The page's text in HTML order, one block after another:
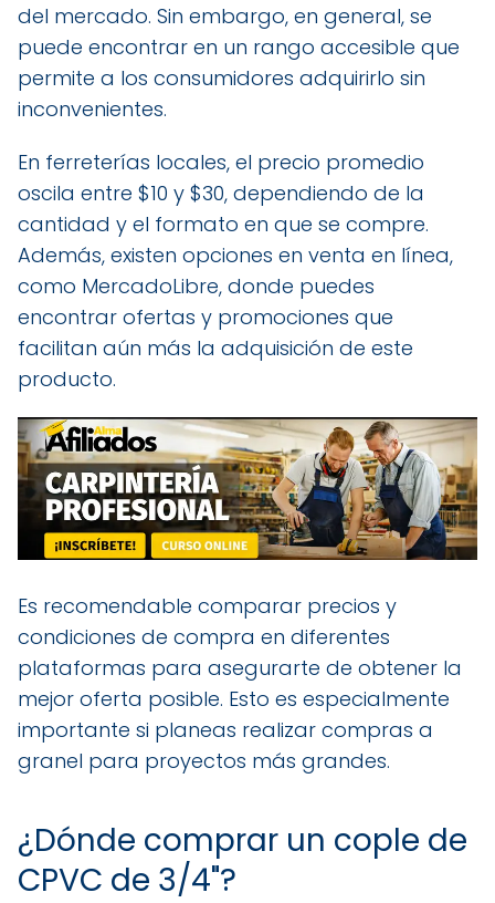
del mercado. Sin embargo, en general, se
puede encontrar en un rango accesible que
permite a los consumidores adquirirlo sin
inconvenientes.
En ferreterías locales, el precio promedio
oscila entre $10 y $30, dependiendo de la
cantidad y el formato en que se compre.
Además, existen opciones en venta en línea,
como MercadoLibre, donde puedes
encontrar ofertas y promociones que
facilitan aún más la adquisición de este
producto.
Es recomendable comparar precios y
condiciones de compra en diferentes
plataformas para asegurarte de obtener la
mejor oferta posible. Esto es especialmente
importante si planeas realizar compras a
granel para proyectos más grandes.
¿Dónde comprar un cople de
CPVC de 3/4"?